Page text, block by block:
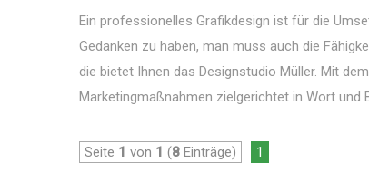
Ein professionelles Grafikdesign ist für die
Gedanken zu haben, man muss auch die
die bietet Ihnen das Designstudio Müller. Mit
Marketingmaßnahmen zielgerichtet in Wort und
Seite 1 von 1 (8 Einträge) 1